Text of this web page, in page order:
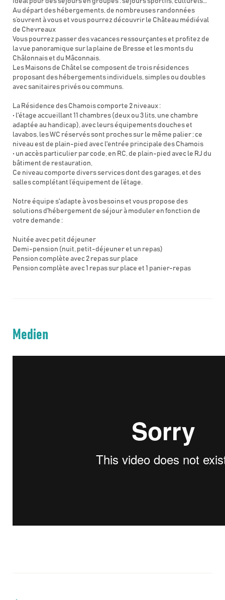
Au départ des hébergements, de nombreuses randonnées
s’ouvrent à vous et vous pourrez découvrir le Château médiéval
de Chevreaux
Vous pourrez passer des vacances ressourçantes et profitez de
la vue panoramique sur la plaine de Bresse et les monts du
Châlonnais et du Mâconnais.
Les Maisons de Châtel se composent de trois résidences
proposant des hébergements individuels, simples ou doubles
avec sanitaires privés ou communs.
La Résidence des Chamois comporte 2 niveaux :
• l'étage accueillant 11 chambres (deux ou 3 lits, une chambre
adaptée au handicap), avec leurs équipements douches et
lavabos, les WC réservés sont proches sur le même palier ; ce
niveau est de plain-pied avec l'entrée principale des Chamois
• un accès particulier par code, en RC, de plain-pied avec le RJ du
bâtiment de restauration,
Ce niveau comporte divers services dont des garages, et des
salles complétant l’équipement de l’étage.
Notre équipe s'adapte à vos besoins et vous propose des
solutions d'hébergement de séjour à moduler en fonction de
votre demande :
Nuitée avec petit déjeuner
Demi-pension (nuit, petit-déjeuner et un repas)
Pension complète avec 2 repas sur place
Pension complète avec 1 repas sur place et 1 panier-repas
Medien